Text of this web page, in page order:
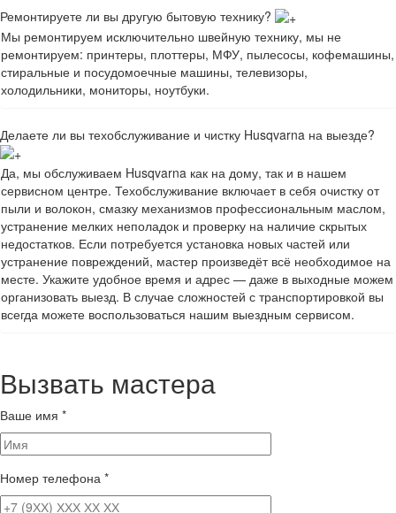
Ремонтируете ли вы другую бытовую технику?
Мы ремонтируем исключительно швейную технику, мы не
ремонтируем: принтеры, плоттеры, МФУ, пылесосы, кофемашины,
стиральные и посудомоечные машины, телевизоры,
холодильники, мониторы, ноутбуки.
Делаете ли вы техобслуживание и чистку Husqvarna на выезде?
Да, мы обслуживаем Husqvarna как на дому, так и в нашем
сервисном центре. Техобслуживание включает в себя очистку от
пыли и волокон, смазку механизмов профессиональным маслом,
устранение мелких неполадок и проверку на наличие скрытых
недостатков. Если потребуется установка новых частей или
устранение повреждений, мастер произведёт всё необходимое на
месте. Укажите удобное время и адрес — даже в выходные можем
организовать выезд. В случае сложностей с транспортировкой вы
всегда можете воспользоваться нашим выездным сервисом.
Вызвать мастера
Ваше имя *
Номер телефона *